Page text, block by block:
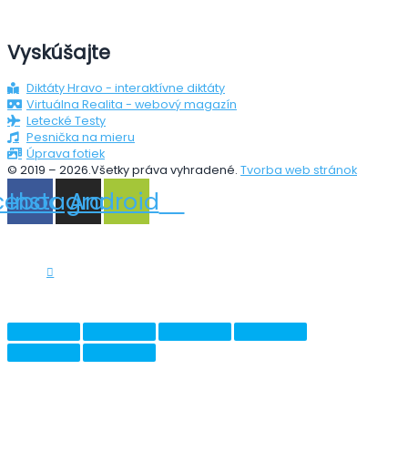
Vyskúšajte
Diktáty Hravo - interaktívne diktáty
Virtuálna Realita - webový magazín
Letecké Testy
Pesnička na mieru
Úprava fotiek
© 2019 – 2026.Všetky práva vyhradené. Tvorba web stránok
Instagram
Android